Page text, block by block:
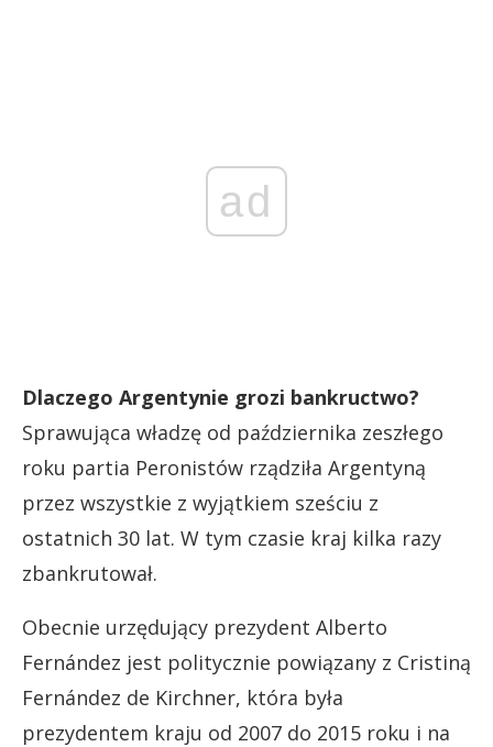
ad
Dlaczego Argentynie grozi bankructwo?
Sprawująca władzę od października zeszłego
roku partia Peronistów rządziła Argentyną
przez wszystkie z wyjątkiem sześciu z
ostatnich 30 lat. W tym czasie kraj kilka razy
zbankrutował.
Obecnie urzędujący prezydent Alberto
Fernández jest politycznie powiązany z Cristiną
Fernández de Kirchner, która była
prezydentem kraju od 2007 do 2015 roku i na